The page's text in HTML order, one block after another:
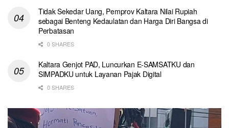
Tidak Sekedar Uang, Pemprov Kaltara Nilai Rupiah
sebagai Benteng Kedaulatan dan Harga Diri Bangsa di
Perbatasan
0 SHARES
Kaltara Genjot PAD, Luncurkan E-SAMSATKU dan
SIMPADKU untuk Layanan Pajak Digital
0 SHARES